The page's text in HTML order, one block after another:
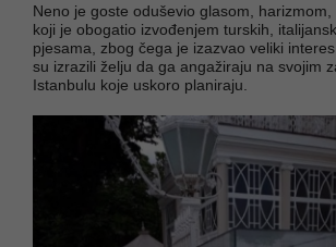
Neno je goste oduševio glasom, harizmom,
koji je obogatio izvođenjem turskih,
pjesama, zbog čega je izazvao veliki
su izrazili želju da ga angažiraju na svojim
Istanbulu koje uskoro planiraju.